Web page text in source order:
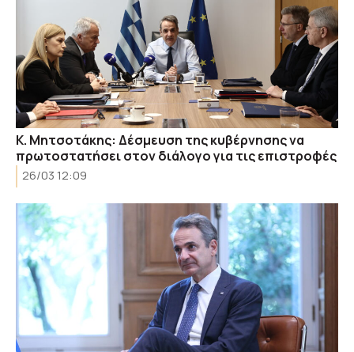
Κ. Μητσοτάκης: Δέσμευση της κυβέρνησης να
πρωτοστατήσει στον διάλογο για τις επιστροφές
26/03 12:09